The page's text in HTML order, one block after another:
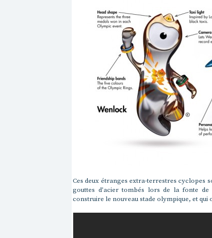
Ces deux étranges extra-terrestres cyclopes
gouttes d'acier tombés lors de la fonte
construire le nouveau stade olympique, et qui